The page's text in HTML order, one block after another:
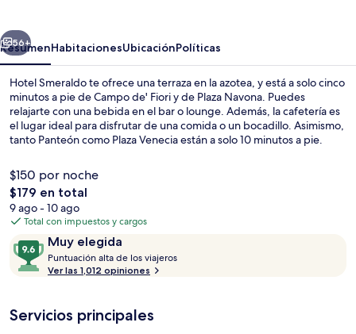
Siguiente
56+
ResumenHabitacionesUbicaciónPolíticas
Hotel Smeraldo te ofrece una terraza en la azotea, y está a solo cinco
minutos a pie de Campo de' Fiori y de Plaza Navona. Puedes
relajarte con una bebida en el bar o lounge. Además, la cafetería es
el lugar ideal para disfrutar de una comida o un bocadillo. Asimismo,
tanto Panteón como Plaza Venecia están a solo 10 minutos a pie.
características como el personal amable y el estado general de la
propiedad. Hay opciones de transporte público a una corta
distancia a pie: Arenula-Cairoli Tram Station está a 2 minutos y
Arenula-Min. G. Giustizia Tram Station está a 4 minutos.
$150 por noche
El
precio
total
de
$179
$179 en total
9 ago - 10 ago
Total con impuestos y cargos
OpinionesMuy elegida
9.6
de
10,
elegida
Puntuación alta de los viajeros
Ver las 1,012 opiniones
Servicios principales